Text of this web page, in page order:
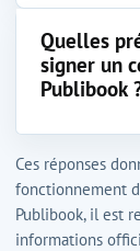
Quelles
signer un
Publibook
Ces réponses
fonctionnement
Publibook, il est
informations